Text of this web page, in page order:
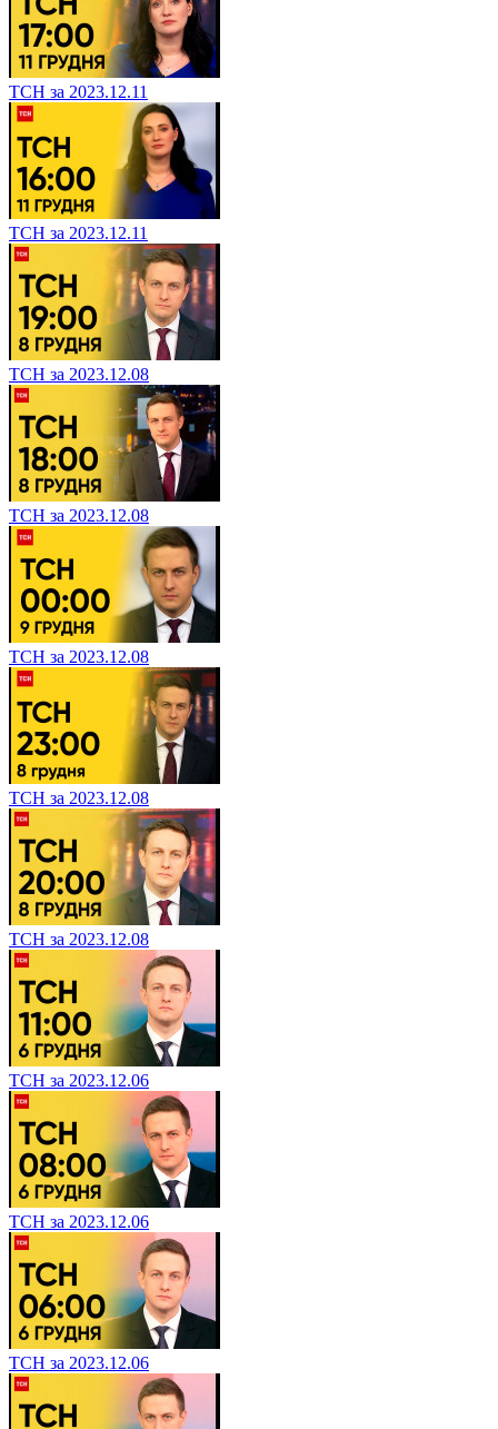
ТСН за 2023.12.11
ТСН за 2023.12.11
ТСН за 2023.12.08
ТСН за 2023.12.08
ТСН за 2023.12.08
ТСН за 2023.12.08
ТСН за 2023.12.08
ТСН за 2023.12.06
ТСН за 2023.12.06
ТСН за 2023.12.06